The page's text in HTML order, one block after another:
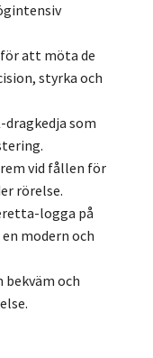
för att möta de
styrka och
dragkedja som
vid fållen för
rörelse.
logga på
modern och
och